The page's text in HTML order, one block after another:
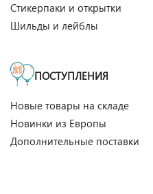
Стикерпаки и открытки
Шильды и лейблы
ПОСТУПЛЕНИЯ
Новые товары на складе
Новинки из Европы
Дополнительные поставки